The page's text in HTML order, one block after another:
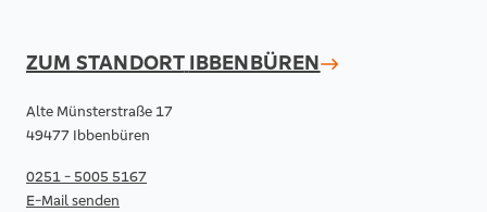
ZUM STANDORT IBBENBÜREN
Alte Münsterstraße 17
49477 Ibbenbüren
0251 - 5005 5167
E-Mail senden